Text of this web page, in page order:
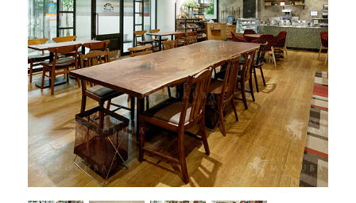
商品情報
直営店
イベント
WEBカタログ